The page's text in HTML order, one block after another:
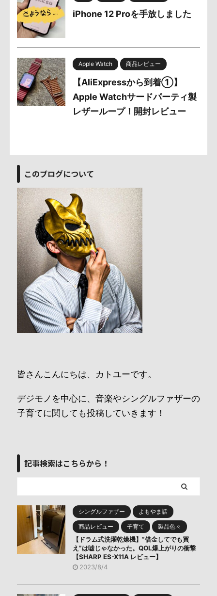
iPhone 12 Proを手放しました
Apple Watch 商品レビュー
【AliExpressから到着①】
Apple Watchサードパーティ製
レザーループ！開封レビュー
このブログについて
皆さんこんにちは、カトユーです。
デジモノを中心に、音楽やシングルファザーの
子育てに関しても投稿していきます！
記事検索はこちらから！
シングルファザー よもやま話
商品レビュー 子育て 製品色々
【ドラム式洗濯乾燥機】”借金してでも買
え”は嘘じゃなかった。QOL爆上がりの衝撃
【SHARP ES-X11A レビュー】
2023/8/4